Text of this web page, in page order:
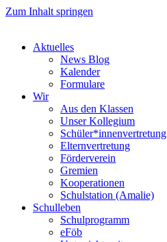
Zum Inhalt springen
Aktuelles
News Blog
Kalender
Formulare
Wir
Aus den Klassen
Unser Kollegium
Schüler*innenvertretung
Elternvertretung
Förderverein
Gremien
Kooperationen
Schulstation (Amalie)
Schulleben
Schulprogramm
eFöb